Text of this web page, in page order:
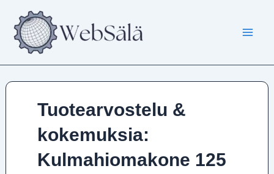
sisältöön
Tuotearvostelu &
kokemuksia:
Kulmahiomakone 125